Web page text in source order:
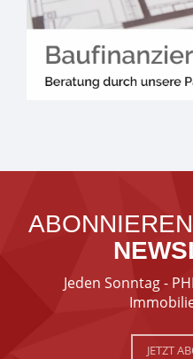
Jeden Sonntag -
JETZT